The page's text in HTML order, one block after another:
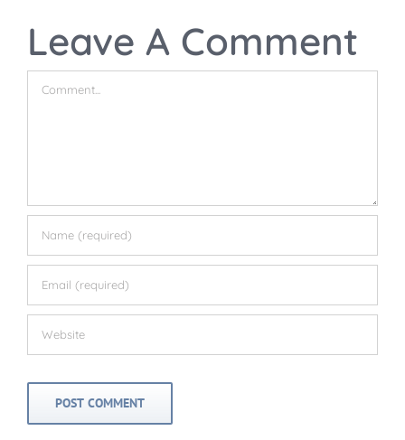
Leave A Comment
Comment